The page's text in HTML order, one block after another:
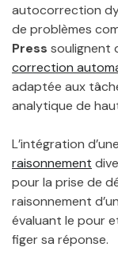
autocorrection
de problèmes
Press soulignent
correction
adaptée aux
analytique de
L’intégration d’une
raisonnement
pour la prise de
raisonnement
évaluant le pour
figer sa réponse.